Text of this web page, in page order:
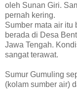
oleh Sunan Giri.
pernah kering.
Sumber mata air itu
berada di Desa
Jawa Tengah.
sangat terawat.
Sumur Gumuling
(kolam sumber air)